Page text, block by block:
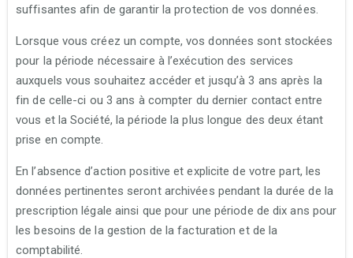
suffisantes afin de garantir la protection de vos données.
Lorsque vous créez un compte, vos données sont stockées
pour la période nécessaire à l’exécution des services
auxquels vous souhaitez accéder et jusqu’à 3 ans après la
fin de celle-ci ou 3 ans à compter du dernier contact entre
vous et la Société, la période la plus longue des deux étant
prise en compte.
En l’absence d’action positive et explicite de votre part, les
données pertinentes seront archivées pendant la durée de la
prescription légale ainsi que pour une période de dix ans pour
les besoins de la gestion de la facturation et de la
comptabilité.